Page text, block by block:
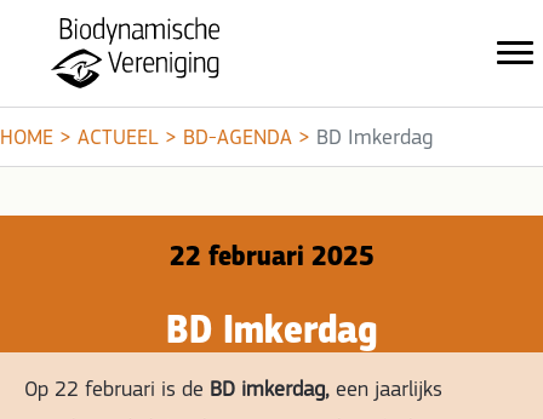
HOME > ACTUEEL > BD-AGENDA > BD Imkerdag
22 februari 2025
BD Imkerdag
Op 22 februari is de BD imkerdag, een jaarlijks